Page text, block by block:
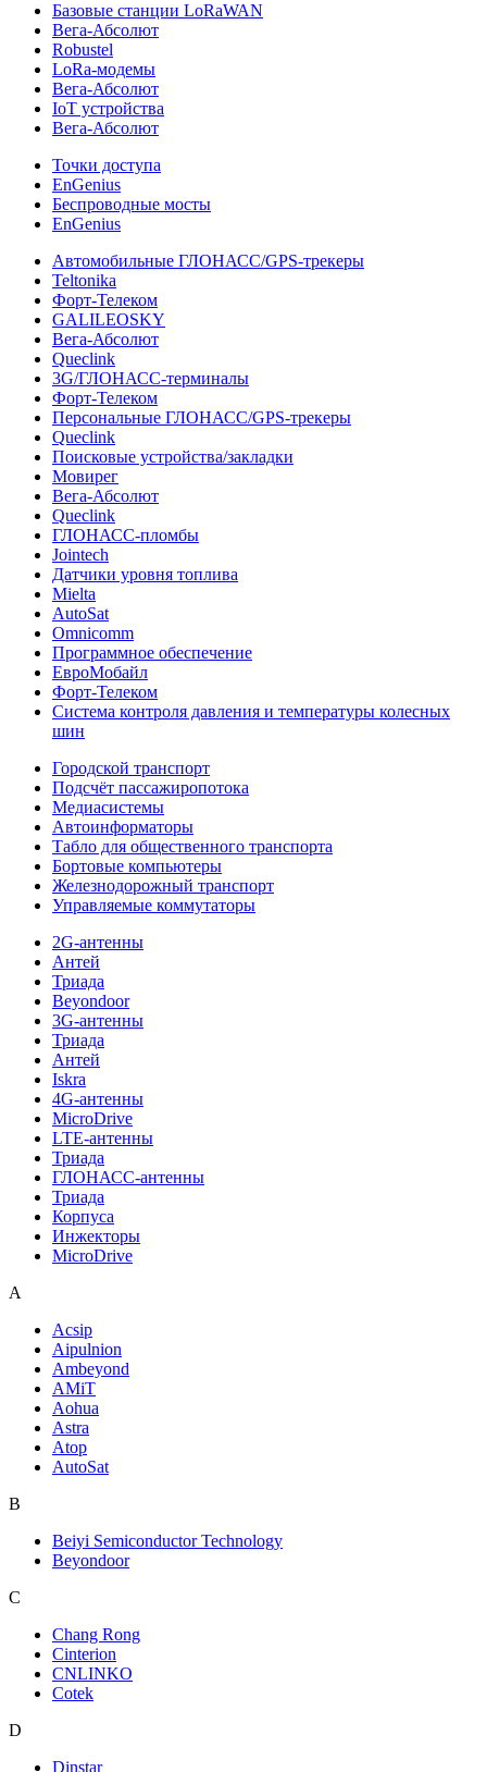
Базовые станции LoRaWAN
Вега-Абсолют
Robustel
LoRa-модемы
Вега-Абсолют
IoT устройства
Вега-Абсолют
Точки доступа
EnGenius
Беспроводные мосты
EnGenius
Автомобильные ГЛОНАСС/GPS-трекеры
Teltonika
Форт-Телеком
GALILEOSKY
Вега-Абсолют
Queclink
3G/ГЛОНАСС-терминалы
Форт-Телеком
Персональные ГЛОНАСС/GPS-трекеры
Queclink
Поисковые устройства/закладки
Мовирег
Вега-Абсолют
Queclink
ГЛОНАСС-пломбы
Jointech
Датчики уровня топлива
Mielta
AutoSat
Omnicomm
Программное обеспечение
ЕвроМобайл
Форт-Телеком
Система контроля давления и температуры колесных
шин
Городской транспорт
Подсчёт пассажиропотока
Медиасистемы
Автоинформаторы
Табло для общественного транспорта
Бортовые компьютеры
Железнодорожный транспорт
Управляемые коммутаторы
2G-антенны
Антей
Триада
Beyondoor
3G-антенны
Триада
Антей
Iskra
4G-антенны
MicroDrive
LTE-антенны
Триада
ГЛОНАСС-антенны
Триада
Корпуса
Инжекторы
MicroDrive
A
Acsip
Aipulnion
Ambeyond
AMiT
Aohua
Astra
Atop
AutoSat
B
Beiyi Semiconductor Technology
Beyondoor
C
Chang Rong
Cinterion
CNLINKO
Cotek
D
Dinstar